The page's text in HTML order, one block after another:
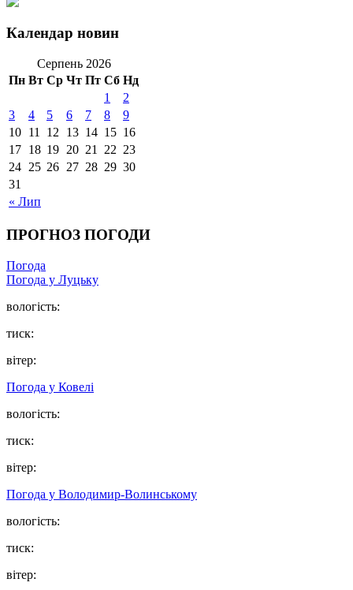
Календар новин
Серпень 2026
Пн Вт Ср Чт Пт Сб Нд
« Лип
1
2
3
4 5 6 7 8
9
10 11 12 13 14 15 16
17 18 19 20 21 22 23
24 25 26 27 28 29 30
31
ПРОГНОЗ ПОГОДИ
Погода
Погода у Луцьку
вологість:
тиск:
вітер:
Погода у Ковелі
вологість:
тиск:
вітер:
Погода у Володимир-Волинському
вологість:
тиск:
вітер: